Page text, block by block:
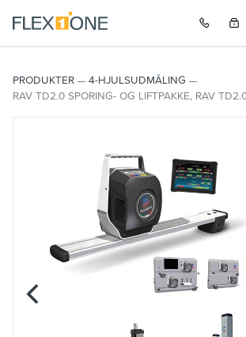
PRODUKTER
4-HJULSUDMÅLING
RAV TD2.0 SPORING- OG LIFTPAKKE, RAV